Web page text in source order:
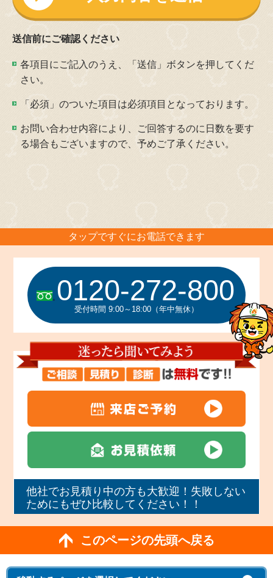
ィ
ル
の
ま
ま
だ
さ
送信前にご確認ください
各項目にご記入のうえ、「送信」ボタンを押してくだ
さい。
「必須」のついた項目は必須項目となっております。
お問い合わせ内容により、ご回答するのに日数を要す
る場合もございますので、予めご了承ください。
タップですぐにお電話できます
0120-272-800
受付時間 9:00～18:00（年中無休）
他社でお見積り中の方も大歓迎！失敗しない
ためにもぜひ比較してください！！
このページの先頭へ戻る